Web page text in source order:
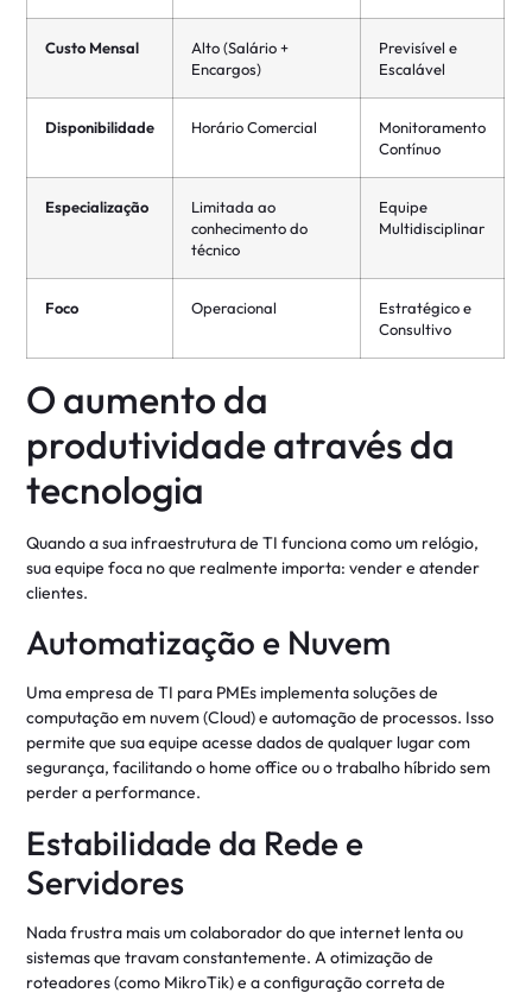
Custo Mensal
Alto (Salário +
Encargos)
Previsível e
Escalável
Disponibilidade Horário Comercial
Monitoramento
Contínuo
Especialização
Limitada ao
conhecimento do
técnico
Equipe
Multidisciplinar
Foco Operacional
Estratégico e
Consultivo
O aumento da
produtividade através da
tecnologia
Quando a sua infraestrutura de TI funciona como um relógio,
sua equipe foca no que realmente importa: vender e atender
clientes.
Automatização e Nuvem
Uma empresa de TI para PMEs implementa soluções de
computação em nuvem (Cloud) e automação de processos. Isso
permite que sua equipe acesse dados de qualquer lugar com
segurança, facilitando o home office ou o trabalho híbrido sem
perder a performance.
Estabilidade da Rede e
Servidores
Nada frustra mais um colaborador do que internet lenta ou
sistemas que travam constantemente. A otimização de
roteadores (como MikroTik) e a configuração correta de